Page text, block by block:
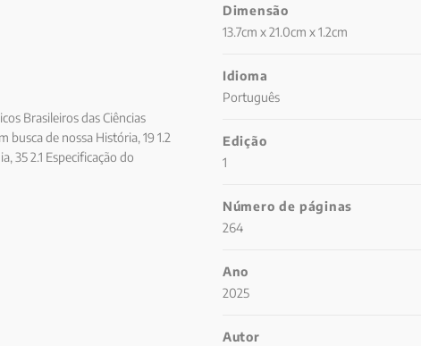
Bertha Lutz, e revela as forças
Brasileiros das Ciências
busca de nossa História, 19 1.2
35 2.1 Especificação do
45 2.3 O papel do intelectual
81 3.1 O movimento
Dimensão
13.7cm x 21.0cm x 1.2cm
Idioma
Português
Edição
1
Número de páginas
264
Ano
2025
Autor